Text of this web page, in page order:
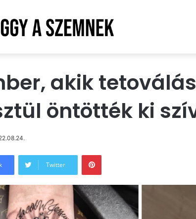
akik
öntötték ki
Twitter
Pinterest